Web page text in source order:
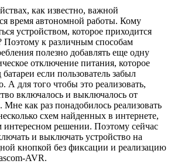
как известно, важной
время автономной работы. Кому
устройством, которое приходится
Поэтому к различным способам
полезно добавлять еще одну
отключение питания, которое
если пользователь забыл
А для того чтобы это реализовать,
включалось и выключалось от
как раз понадобилось реализовать
схем найденных в интернете,
интересном решении. Поэтому сейчас
и выключать устройство на
кнопкой без фиксации и реализацию
AVR.